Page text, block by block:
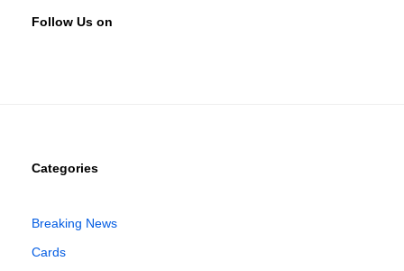
Follow Us on
Categories
Breaking News
Cards